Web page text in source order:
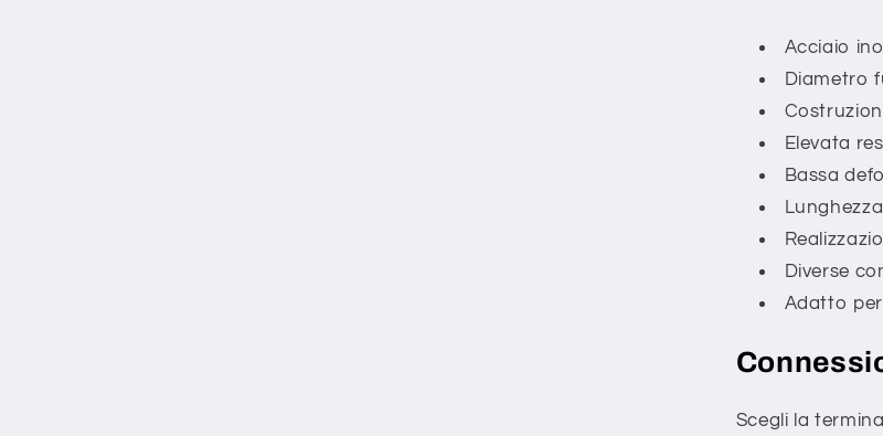
Acciaio
Diametro
Elevata
Bassa
Diverse
Adatto
Scegli la